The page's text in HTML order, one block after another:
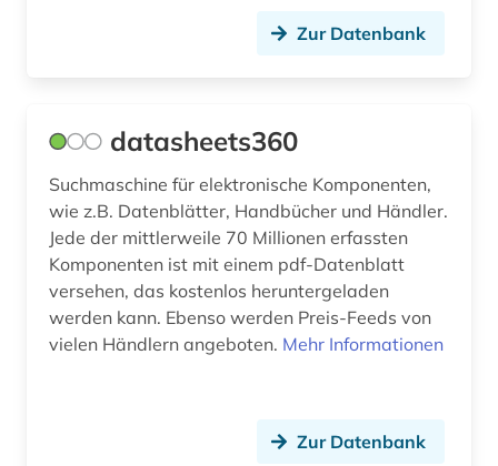
naturwissenschaft (1)
naturwissenschaften (8)
neuheit (1)
neuheitsrecherche (1)
offshoretechnik (1)
Zur Datenbank
datasheets360
Suchmaschine für elektronische Komponenten,
wie z.B. Datenblätter, Handbücher und Händler.
Jede der mittlerweile 70 Millionen erfassten
Komponenten ist mit einem pdf-Datenblatt
versehen, das kostenlos heruntergeladen
werden kann. Ebenso werden Preis-Feeds von
vielen Händlern angeboten. Mehr Informationen
Zur Datenbank